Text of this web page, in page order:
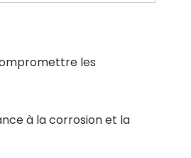
les
à la corrosion et la